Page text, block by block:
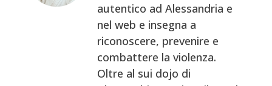
autentico ad Alessandria e
nel web e insegna a
riconoscere, prevenire e
combattere la violenza.
Oltre al sui dojo di